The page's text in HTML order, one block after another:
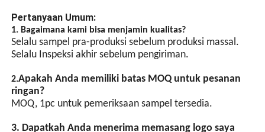
simultan beberapa lampu
dapat dicapai melalui jalur
sinyal sinkronisasi.
Pertanyaan Umum:
1. Bagaimana kami bisa menjamin kualitas?
Selalu sampel pra-produksi sebelum produksi massal.
Selalu Inspeksi akhir sebelum pengiriman.
2.Apakah Anda memiliki batas MOQ untuk pesanan
ringan?
MOQ, 1pc untuk pemeriksaan sampel tersedia.
3. Dapatkah Anda menerima memasang logo saya